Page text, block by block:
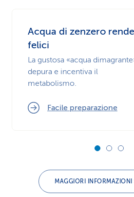
Acqua di zenzero rende
felici
La gustosa «acqua
depura e incentiva il
metabolismo.
Facile preparazione
MAGGIORI INFORMAZIONI